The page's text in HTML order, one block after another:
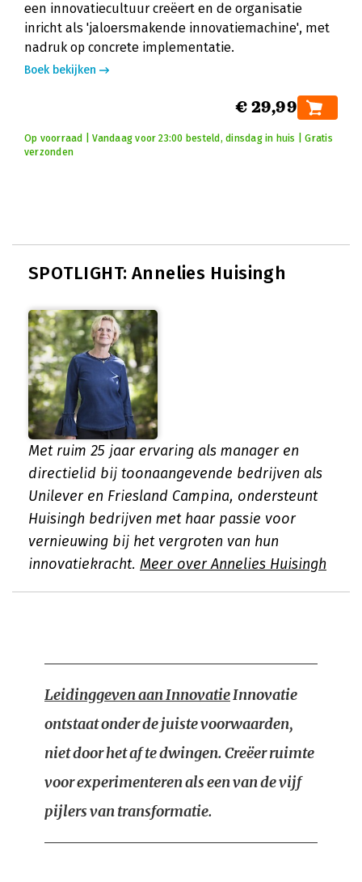
een innovatiecultuur creëert en de organisatie
inricht als 'jaloersmakende innovatiemachine', met
nadruk op concrete implementatie.
Boek bekijken
€ 29,99
Op voorraad | Vandaag voor 23:00 besteld, dinsdag in huis | Gratis
verzonden
SPOTLIGHT: Annelies Huisingh
Met ruim 25 jaar ervaring als manager en
directielid bij toonaangevende bedrijven als
Unilever en Friesland Campina, ondersteunt
Huisingh bedrijven met haar passie voor
vernieuwing bij het vergroten van hun
innovatiekracht. Meer over Annelies Huisingh
Leidinggeven aan InnovatieInnovatie
ontstaat onder de juiste voorwaarden,
niet door het af te dwingen. Creëer ruimte
voor experimenteren als een van de vijf
pijlers van transformatie.